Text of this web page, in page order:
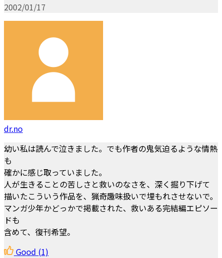
2002/01/17
dr.no
幼い私は読んで泣きました。でも作者の鬼気迫るような情熱
も
確かに感じ取っていました。
人が生きることの苦しさと救いのなさを、深く掘り下げて
描いたこういう作品を、猟奇趣味扱いで埋もれさせないで。
マンガ少年かどっかで掲載された、救いある完結編エピソー
ドも
含めて、復刊希望。
Good (1)